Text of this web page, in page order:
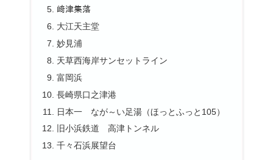
﨑津集落
大江天主堂
妙見浦
天草西海岸サンセットライン
富岡浜
長崎県口之津港
日本一 なが～い足湯（ほっとふっと105）
旧小浜鉄道 高津トンネル
千々石浜展望台